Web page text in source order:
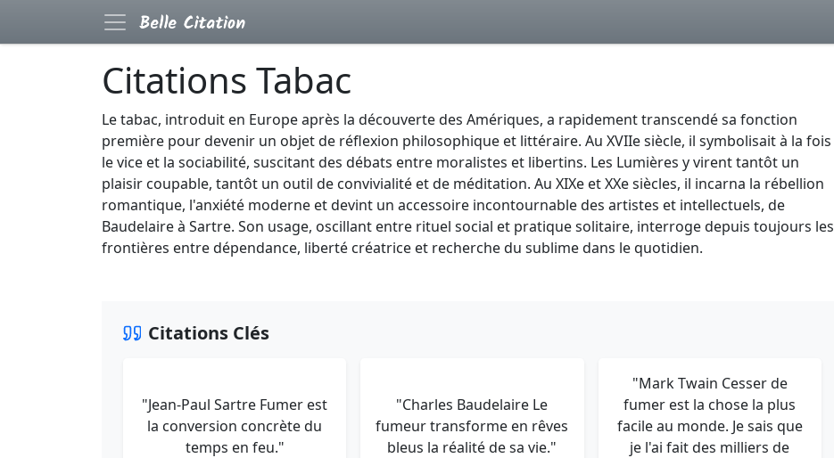
Citations Tabac
Le tabac, introduit en Europe après la découverte des Amériques, a rapidement transcendé sa fonction
première pour devenir un objet de réflexion philosophique et littéraire. Au XVIIe siècle, il symbolisait à la fois
le vice et la sociabilité, suscitant des débats entre moralistes et libertins. Les Lumières y virent tantôt un
plaisir coupable, tantôt un outil de convivialité et de méditation. Au XIXe et XXe siècles, il incarna la rébellion
romantique, l'anxiété moderne et devint un accessoire incontournable des artistes et intellectuels, de
Baudelaire à Sartre. Son usage, oscillant entre rituel social et pratique solitaire, interroge depuis toujours les
frontières entre dépendance, liberté créatrice et recherche du sublime dans le quotidien.
Citations Clés
"Jean-Paul Sartre Fumer est
la conversion concrète du
temps en feu."
"Charles Baudelaire Le
fumeur transforme en rêves
bleus la réalité de sa vie."
"Mark Twain Cesser de
fumer est la chose la plus
facile au monde. Je sais que
je l'ai fait des milliers de